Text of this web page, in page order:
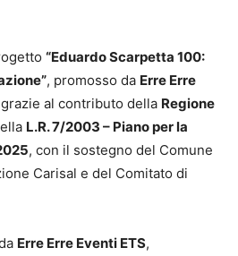
“Eduardo Scarpetta 100:
, promosso da Erre Erre
al contributo della Regione
L.R. 7/2003 – Piano per la
, con il sostegno del Comune
Carisal e del Comitato di
Erre Erre Eventi ETS,